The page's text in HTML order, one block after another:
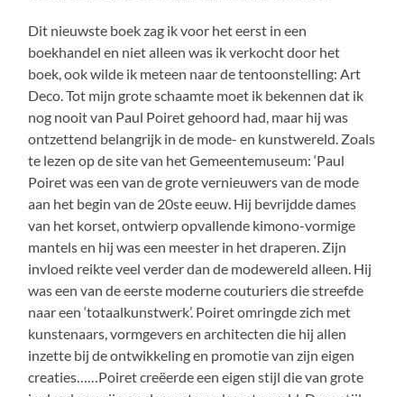
Dit nieuwste boek zag ik voor het eerst in een
boekhandel en niet alleen was ik verkocht door het
boek, ook wilde ik meteen naar de tentoonstelling: Art
Deco. Tot mijn grote schaamte moet ik bekennen dat ik
nog nooit van Paul Poiret gehoord had, maar hij was
ontzettend belangrijk in de mode- en kunstwereld. Zoals
te lezen op de site van het Gemeentemuseum: ‘Paul
Poiret was een van de grote vernieuwers van de mode
aan het begin van de 20ste eeuw. Hij bevrijdde dames
van het korset, ontwierp opvallende kimono-vormige
mantels en hij was een meester in het draperen. Zijn
invloed reikte veel verder dan de modewereld alleen. Hij
was een van de eerste moderne couturiers die streefde
naar een ‘totaalkunstwerk’. Poiret omringde zich met
kunstenaars, vormgevers en architecten die hij allen
inzette bij de ontwikkeling en promotie van zijn eigen
creaties……Poiret creëerde een eigen stijl die van grote